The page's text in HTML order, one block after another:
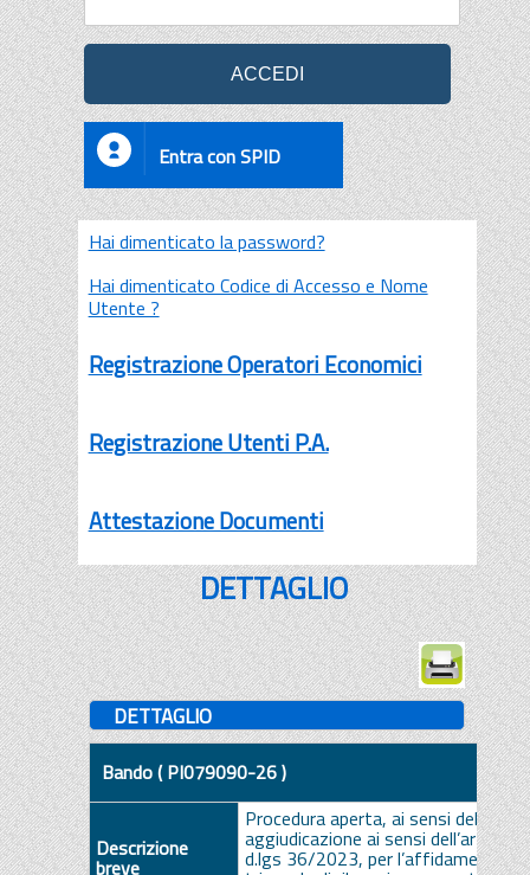
Entra con SPID
Hai dimenticato la password?
Hai dimenticato Codice di Accesso e Nome
Utente ?
Registrazione Operatori Economici
Registrazione Utenti P.A.
Attestazione Documenti
DETTAGLIO
DETTAGLIO
Bando ( PI079090-26 )
Descrizione
breve
Procedura aperta, ai sensi dell’art
aggiudicazione ai sensi dell’art.
d.lgs 36/2023, per l’affidamento